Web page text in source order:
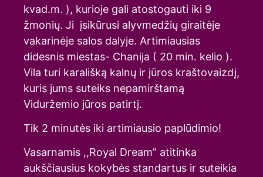
kvad.m. ), kurioje gali atostogauti iki 9
žmonių. Ji įsikūrusi alyvmedžių giraitėje
vakarinėje salos dalyje. Artimiausias
didesnis miestas- Chanija ( 20 min. kelio ).
Vila turi karališką kalnų ir jūros kraštovaizdį,
kuris jums suteiks nepamirštamą
Viduržemio jūros patirtį.
Tik 2 minutės iki artimiausio paplūdimio!
Vasarnamis ,,Royal Dream” atitinka
aukščiausius kokybės standartus ir suteikia